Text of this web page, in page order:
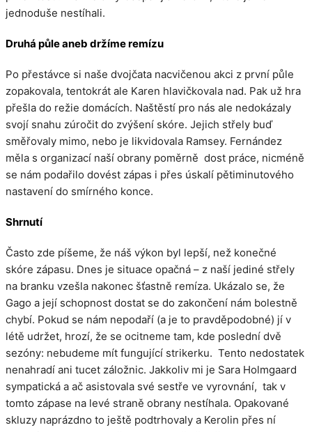
jednoduše nestíhali.
Druhá půle aneb držíme remízu
Po přestávce si naše dvojčata nacvičenou akci z první půle
zopakovala, tentokrát ale Karen hlavičkovala nad. Pak už hra
přešla do režie domácích. Naštěstí pro nás ale nedokázaly
svojí snahu zúročit do zvýšení skóre. Jejich střely buď
směřovaly mimo, nebo je likvidovala Ramsey. Fernández
měla s organizací naší obrany poměrně dost práce, nicméně
se nám podařilo dovést zápas i přes úskalí pětiminutového
nastavení do smírného konce.
Shrnutí
Často zde píšeme, že náš výkon byl lepší, než konečné
skóre zápasu. Dnes je situace opačná – z naší jediné střely
na branku vzešla nakonec šťastně remíza. Ukázalo se, že
Gago a její schopnost dostat se do zakončení nám bolestně
chybí. Pokud se nám nepodaří (a je to pravděpodobné) jí v
létě udržet, hrozí, že se ocitneme tam, kde poslední dvě
sezóny: nebudeme mít fungující strikerku. Tento nedostatek
nenahradí ani tucet záložnic. Jakkoliv mi je Sara Holmgaard
sympatická a ač asistovala své sestře ve vyrovnání, tak v
tomto zápase na levé straně obrany nestíhala. Opakované
skluzy naprázdno to ještě podtrhovaly a Kerolin přes ní